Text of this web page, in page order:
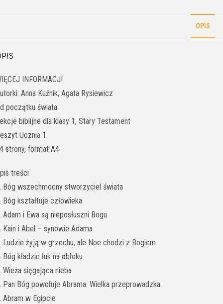
OPIS
INFORMACJI
Anna Kuźnik, Agata Rysiewicz
początku świata
biblijne dla klasy 1, Stary Testament
Ucznia 1
strony, format A4
treści
Bóg wszechmocny stworzyciel świata
Bóg kształtuje człowieka
Adam i Ewa są nieposłuszni Bogu
Kain i Abel – synowie Adama
Ludzie żyją w grzechu, ale Noe chodzi z Bogiem
Bóg kładzie łuk na obłoku
Wieża sięgająca nieba
Pan Bóg powołuje Abrama. Wielka przeprowadzka
Abram w Egipcie